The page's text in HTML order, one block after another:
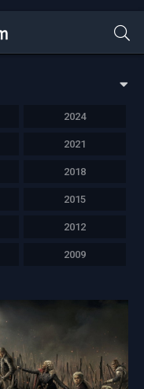
2024
2021
2018
2015
2012
2009